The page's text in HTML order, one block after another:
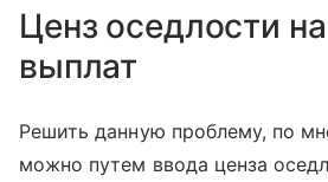
Ценз оседлости
выплат
Решить данную проблему, по
можно путем ввода ценза